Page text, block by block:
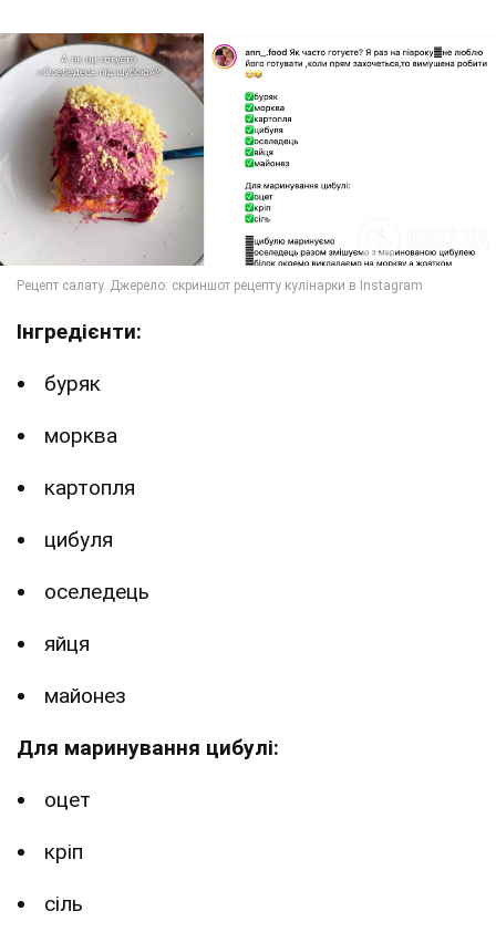
Інгредієнти:
буряк
морква
картопля
цибуля
оселедець
яйця
майонез
Для маринування цибулі:
оцет
кріп
сіль